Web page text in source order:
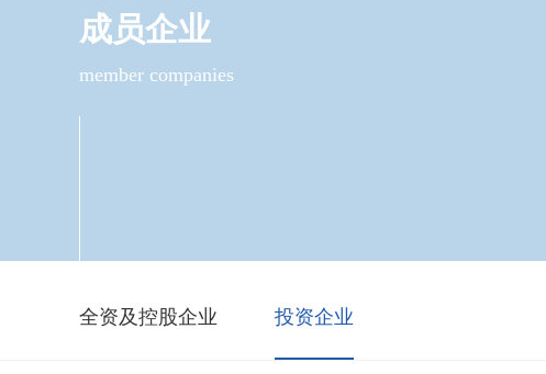
成员企业
member companies
全资及控股企业 投资企业